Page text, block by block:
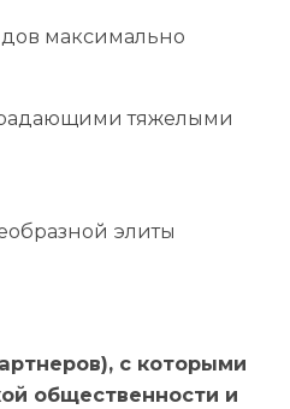
максимально
тяжелыми
элиты
с которыми
общественности и